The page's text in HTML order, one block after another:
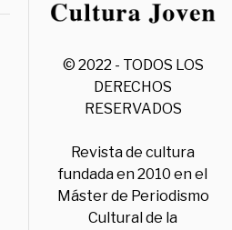
© 2022 - TODOS LOS
DERECHOS
RESERVADOS
Revista de cultura
fundada en 2010 en el
Máster de Periodismo
Cultural de la